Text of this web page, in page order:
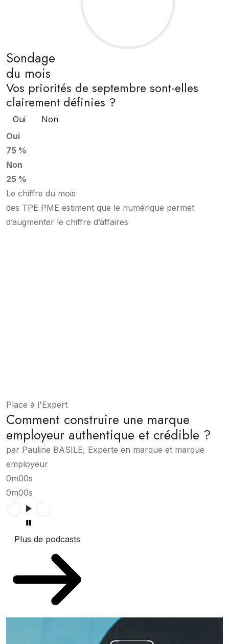
Sondage
du mois
Vos priorités de septembre sont-elles
clairement définies ?
Oui
Non
Oui
75 %
Non
25 %
Le chiffre du mois
des TPE PME estiment que le numérique permet
d’augmenter le chiffre d’affaires
Place à l'Expert
Comment construire une marque
employeur authentique et crédible ?
par Pauline BASILE, Experte en marque et marque
employeur
0m00s
0m00s
Plus de podcasts